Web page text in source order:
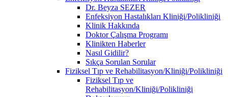
Dr. Beyza SEZER
Enfeksiyon Hastalıkları Kliniği/Polikliniği
Klinik Hakkında
Doktor Çalışma Programı
Klinikten Haberler
Nasıl Gidilir?
Sıkça Sorulan Sorular
Fiziksel Tıp ve Rehabilitasyon/Kliniği/Polikliniği
Fiziksel Tıp ve
Rehabilitasyon/Kliniği/Polikliniği